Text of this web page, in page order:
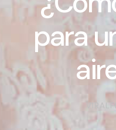
para